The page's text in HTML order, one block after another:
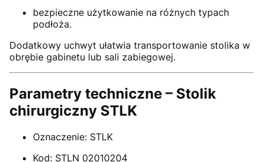
bezpieczne użytkowanie na różnych typach
podłoża.
Dodatkowy uchwyt ułatwia transportowanie stolika w
obrębie gabinetu lub sali zabiegowej.
Parametry techniczne – Stolik
chirurgiczny STLK
Oznaczenie: STLK
Kod: STLN 02010204